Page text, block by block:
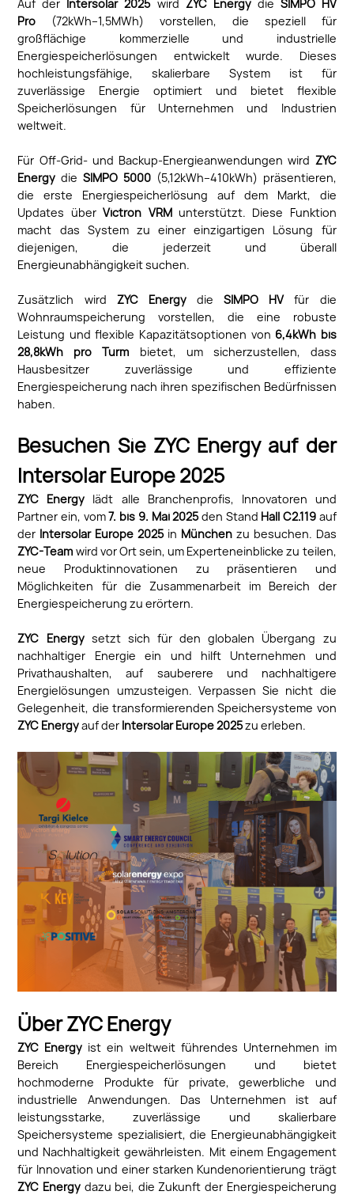
Auf der Intersolar 2025wird ZYC Energydie SIMPO HV
Pro (72kWh–1,5MWh) vorstellen, die speziell für
großflächige kommerzielle und industrielle
Energiespeicherlösungen entwickelt wurde. Dieses
hochleistungsfähige, skalierbare System ist für
zuverlässige Energie optimiert und bietet flexible
Speicherlösungen für Unternehmen und Industrien
weltweit.
Für Off-Grid- und Backup-Energieanwendungen wird ZYC
Energy dieSIMPO 5000(5,12kWh–410kWh) präsentieren,
die erste Energiespeicherlösung auf dem Markt, die
Updates überVictron VRMunterstützt. Diese Funktion
macht das System zu einer einzigartigen Lösung für
diejenigen, die jederzeit und überall
Energieunabhängigkeit suchen.
Zusätzlich wird ZYC EnergydieSIMPO HVfür die
Wohnraumspeicherung vorstellen, die eine robuste
Leistung und flexible Kapazitätsoptionen von 6,4kWh bis
28,8kWh pro Turm bietet, um sicherzustellen, dass
Hausbesitzer zuverlässige und effiziente
Energiespeicherung nach ihren spezifischen Bedürfnissen
haben.
Besuchen Sie ZYC Energy auf der
Intersolar Europe 2025
ZYC Energy lädt alle Branchenprofis, Innovatoren und
Partner ein, vom7. bis 9. Mai 2025den Stand Hall C2.119auf
der Intersolar Europe 2025in Münchenzu besuchen. Das
ZYC-Team wird vor Ort sein, um Experteneinblicke zu teilen,
neue Produktinnovationen zu präsentieren und
Möglichkeiten für die Zusammenarbeit im Bereich der
Energiespeicherung zu erörtern.
ZYC Energysetzt sich für den globalen Übergang zu
nachhaltiger Energie ein und hilft Unternehmen und
Privathaushalten, auf sauberere und nachhaltigere
Energielösungen umzusteigen. Verpassen Sie nicht die
Gelegenheit, die transformierenden Speichersysteme von
ZYC Energyauf der Intersolar Europe 2025zu erleben.
Über ZYC Energy
ZYC Energy ist ein weltweit führendes Unternehmen im
Bereich Energiespeicherlösungen und bietet
hochmoderne Produkte für private, gewerbliche und
industrielle Anwendungen. Das Unternehmen ist auf
leistungsstarke, zuverlässige und skalierbare
Speichersysteme spezialisiert, die Energieunabhängigkeit
und Nachhaltigkeit gewährleisten. Mit einem Engagement
für Innovation und einer starken Kundenorientierung trägt
ZYC Energy dazu bei, die Zukunft der Energiespeicherung